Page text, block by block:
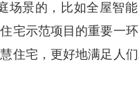
景的，比如全屋智能
宅示范项目的重要一
住宅，更好地满足人